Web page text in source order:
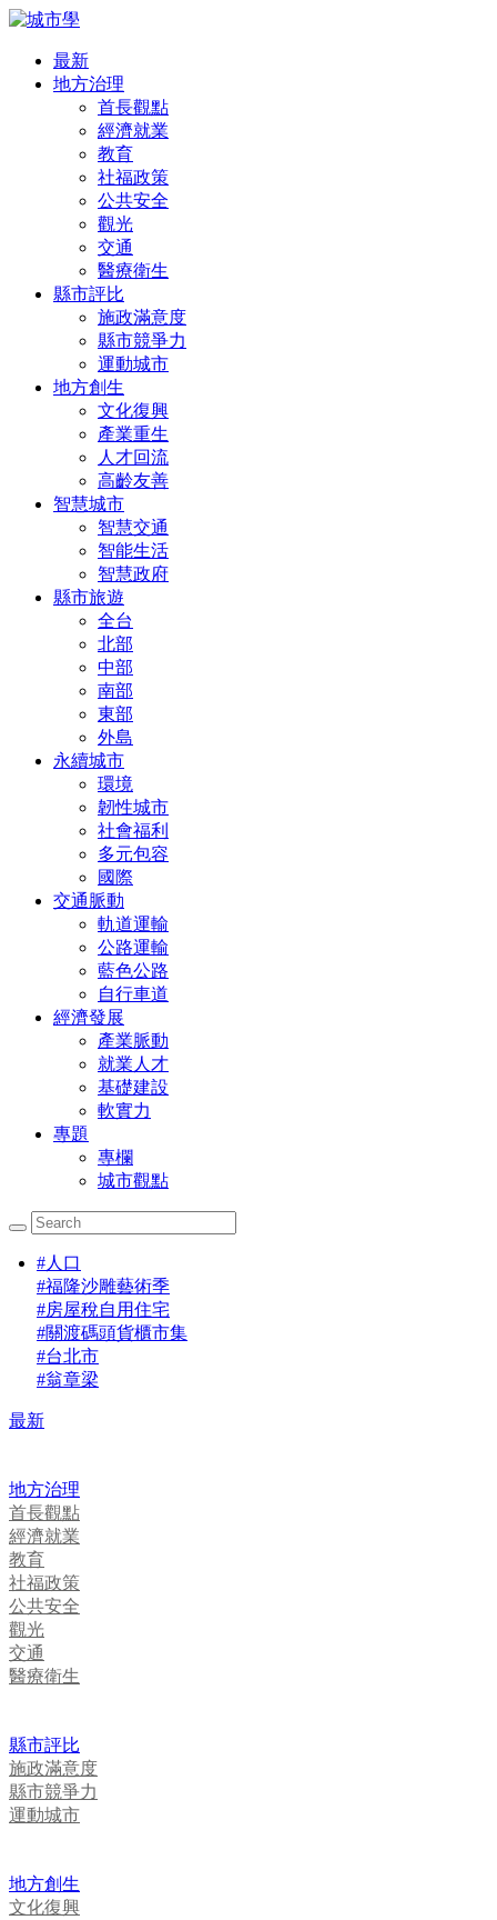
最新
地方治理
首長觀點
經濟就業
教育
社福政策
公共安全
觀光
交通
醫療衛生
縣市評比
施政滿意度
縣市競爭力
運動城市
地方創生
文化復興
產業重生
人才回流
高齡友善
智慧城市
智慧交通
智能生活
智慧政府
縣市旅遊
全台
北部
中部
南部
東部
外島
永續城市
環境
韌性城市
社會福利
多元包容
國際
交通脈動
軌道運輸
公路運輸
藍色公路
自行車道
經濟發展
產業脈動
就業人才
基礎建設
軟實力
專題
專欄
城市觀點
#人口
#福隆沙雕藝術季
#房屋稅自用住宅
#關渡碼頭貨櫃市集
#台北市
#翁章梁
最新
地方治理
首長觀點
經濟就業
教育
社福政策
公共安全
觀光
交通
醫療衛生
縣市評比
施政滿意度
縣市競爭力
運動城市
地方創生
文化復興